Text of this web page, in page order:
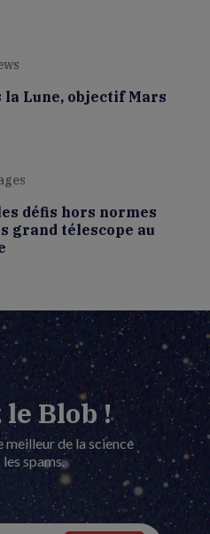
la Lune, objectif Mars
défis hors normes
grand télescope au
Blob !
meilleur de la science
les spams.